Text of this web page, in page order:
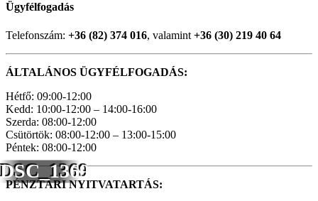
DSC_1369
Ügyfélfogadás
Telefonszám: +36 (82) 374 016, valamint +36 (30) 219 40 64
ÁLTALÁNOS ÜGYFÉLFOGADÁS:
Hétfő: 09:00-12:00
Kedd: 10:00-12:00 – 14:00-16:00
Szerda: 08:00-12:00
Csütörtök: 08:00-12:00 – 13:00-15:00
Péntek: 08:00-12:00
PÉNZTÁRI NYITVATARTÁS: